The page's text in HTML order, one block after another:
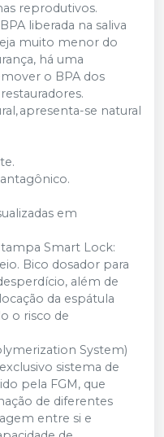
reprodutivos.
liberada na saliva
muito menor do
há uma
o BPA dos
apresenta-se natural
em
Smart Lock:
Bico dosador para
além de
da espátula
o risco de
System)
sistema de
pela FGM, que
de diferentes
entre si e